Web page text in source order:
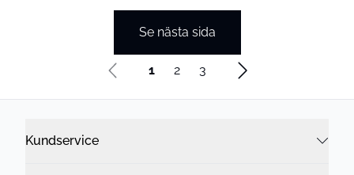
Se nästa sida
1 2 3
Kundservice